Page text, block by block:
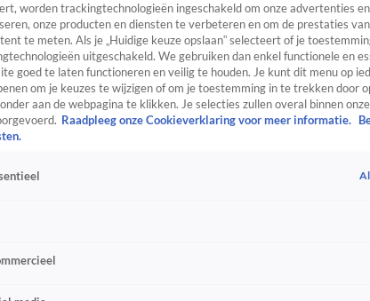
worden trackingtechnologieën ingeschakeld om onze advertenties
onze producten en diensten te verbeteren en om de prestaties van
te meten. Als je „Huidige keuze opslaan” selecteert of je
uitgeschakeld. We gebruiken dan enkel functionele en
goed te laten functioneren en veilig te houden. Je kunt dit menu op
om je keuzes te wijzigen of om je toestemming in te trekken door
aan de webpagina te klikken. Je selecties zullen overal binnen
Raadpleeg onze Cookieverklaring voor meer informatie.